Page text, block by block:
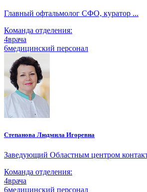
Главный офтальмолог СФО, куратор ...
Команда отделения:
4врача
6медицинский персонал
Степанова Людмила Игоревна
Заведующий Областным центром
Команда отделения:
4врача
6медицинский персонал